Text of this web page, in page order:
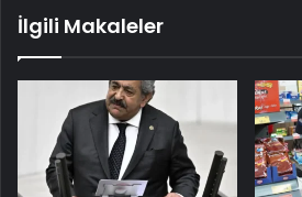
İlgili Makaleler